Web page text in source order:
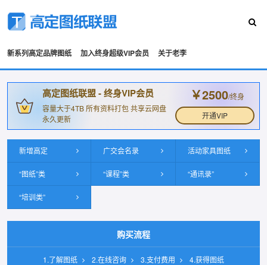
新系列高定品牌图纸 加入终身超级VIP会员 关于老李
高定图纸联盟 - 终身VIP会员
容量大于4TB 所有资料打包 共享云网盘
永久更新
￥2500/终身
开通VIP
新增高定 广交会名录 活动家具图纸
“图纸”类 “课程”类 “通讯录”
“培训类”
购买流程
1.了解图纸 2.在线咨询 3.支付费用 4.获得图纸